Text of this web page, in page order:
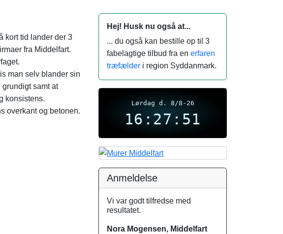
kort tid lander der 3
fra Middelfart.
man selv blander sin
samt at
konsistens.
overkant og betonen.
Hej! Husk nu også at...
... du også kan bestille op til 3
fabelagtige tilbud fra en erfaren
træfælder i region Syddanmark.
Lørdag d. 8/8-26
16:27:52
Anmeldelse
Vi var godt tilfredse med
resultatet.
Nora Mogensen, Middelfart